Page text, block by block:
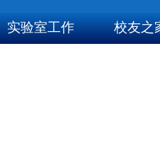
实验室工作 校友之